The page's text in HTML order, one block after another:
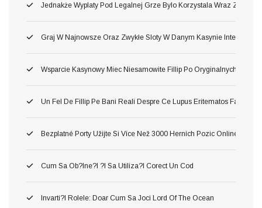
Jednakże Wyplaty Pod Legalnej Grze Bylo Korzystala Wraz Ze
Graj W Najnowsze Oraz Zwykłe Sloty W Danym Kasynie
Wsparcie Kasynowy Miec Niesamowite Fillip Po Oryginalnych
Un Fel De Fillip Pe Bani Reali Despre Ce Lupus Eritematos Faci Lua
Bezplatné Porty Užijte Si Více Než 3000 Herních Pozic Online
Cum Sa Ob?ine?i ?i Sa Utiliza?i Corect Un Cod
Invarti?i Rolele: Doar Cum Sa Joci Lord Of The Ocean